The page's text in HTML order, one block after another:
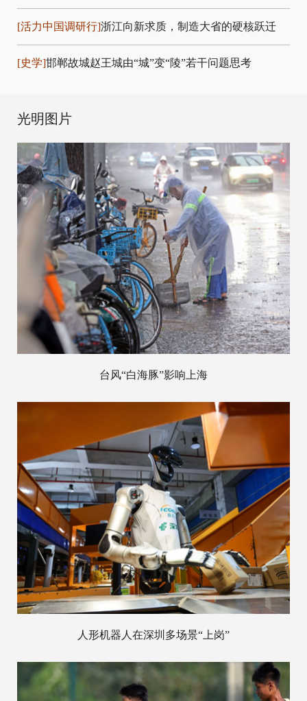
[活力中国调研行]浙江向新求质，制造大省的硬核跃迁
[史学]邯郸故城赵王城由“城”变“陵”若干问题思考
光明图片
台风“白海豚”影响上海
人形机器人在深圳多场景“上岗”